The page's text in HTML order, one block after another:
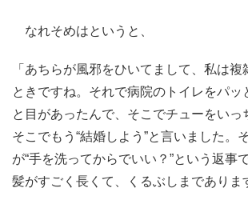
なれそめはというと、
「あちらが風邪をひいてまして、私は複
ときですね。それで病院のトイレをパッ
と目があったんで、そこでチューをいっ
そこでもう“結婚しよう”と言いました。
が“手を洗ってからでいい？”という返事
髪がすごく長くて、くるぶしまでありま